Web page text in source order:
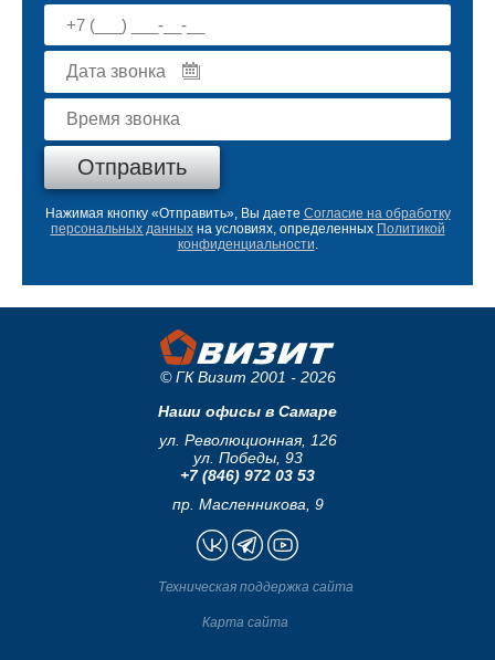
Нажимая кнопку «Отправить», Вы даете Согласие на обработку
персональных данныхна условиях, определенных Политикой
конфиденциальности.
© ГК Визит 2001 - 2026
Наши офисы в Самаре
ул. Революционная, 126
ул. Победы, 93
+7 (846) 972 03 53
пр. Масленникова, 9
Техническая поддержка сайта
Карта сайта